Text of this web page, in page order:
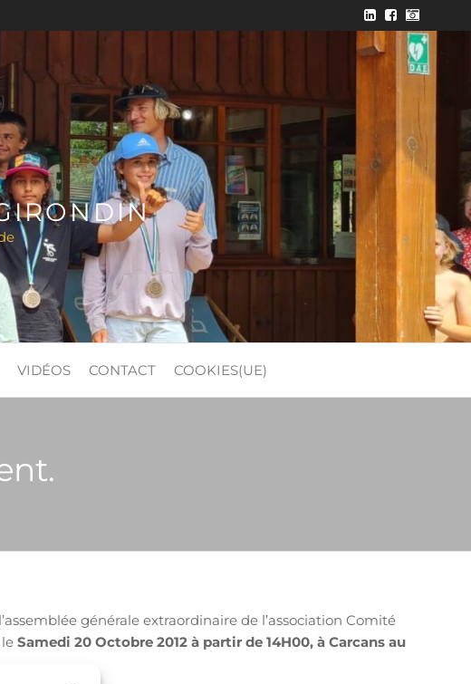
VIDÉOS CONTACT COOKIES(UE)
générale extraordinaire de l’association Comité
Samedi 20 Octobre 2012 à partir de 14H00, à Carcans au